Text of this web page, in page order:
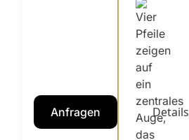
Anfragen Details